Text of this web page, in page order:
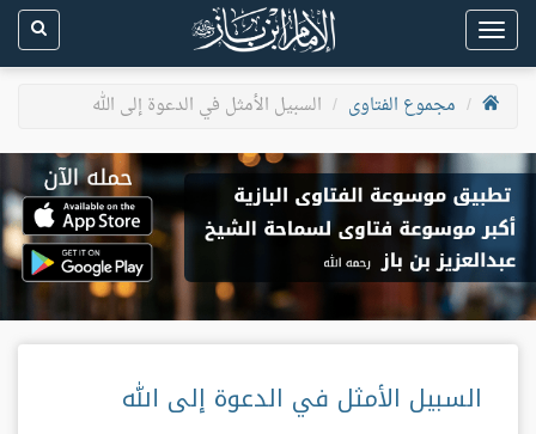
Toggle
navigation
مجموع الفتاوى
السبيل الأمثل في الدعوة إلى الله
السبيل الأمثل في الدعوة إلى الله